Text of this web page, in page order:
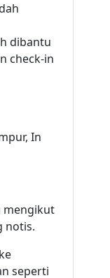
dibantu
check-in
In
mengikut
notis.
seperti